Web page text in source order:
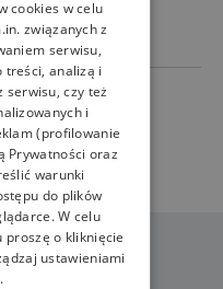
również
cookies w celu
związanych z
serwisu,
treści, analizą i
serwisu, czy też
i
(profilowanie
Prywatności oraz
warunki
do plików
W celu
o kliknięcie
ustawieniami